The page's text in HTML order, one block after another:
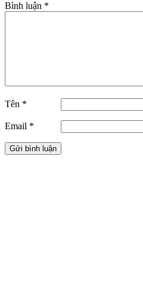
Bình luận *
Tên *
Email *